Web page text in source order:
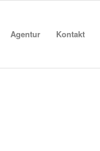
Agentur Kontakt